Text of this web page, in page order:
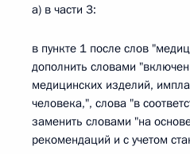
а) в части 3:
в пункте 1 после слов
дополнить словами
медицинских изделий,
человека,", слова "в
заменить словами "на
рекомендаций и с учетом